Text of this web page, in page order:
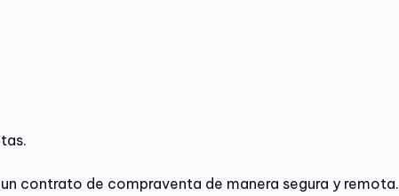
contrato de compraventa de manera segura y remota.